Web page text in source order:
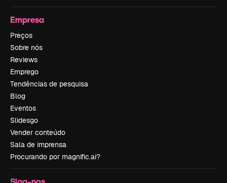
Empresa
Preços
Sobre nós
Reviews
Emprego
Tendências de pesquisa
Blog
Eventos
Slidesgo
Vender conteúdo
Sala de imprensa
Procurando por magnific.ai?